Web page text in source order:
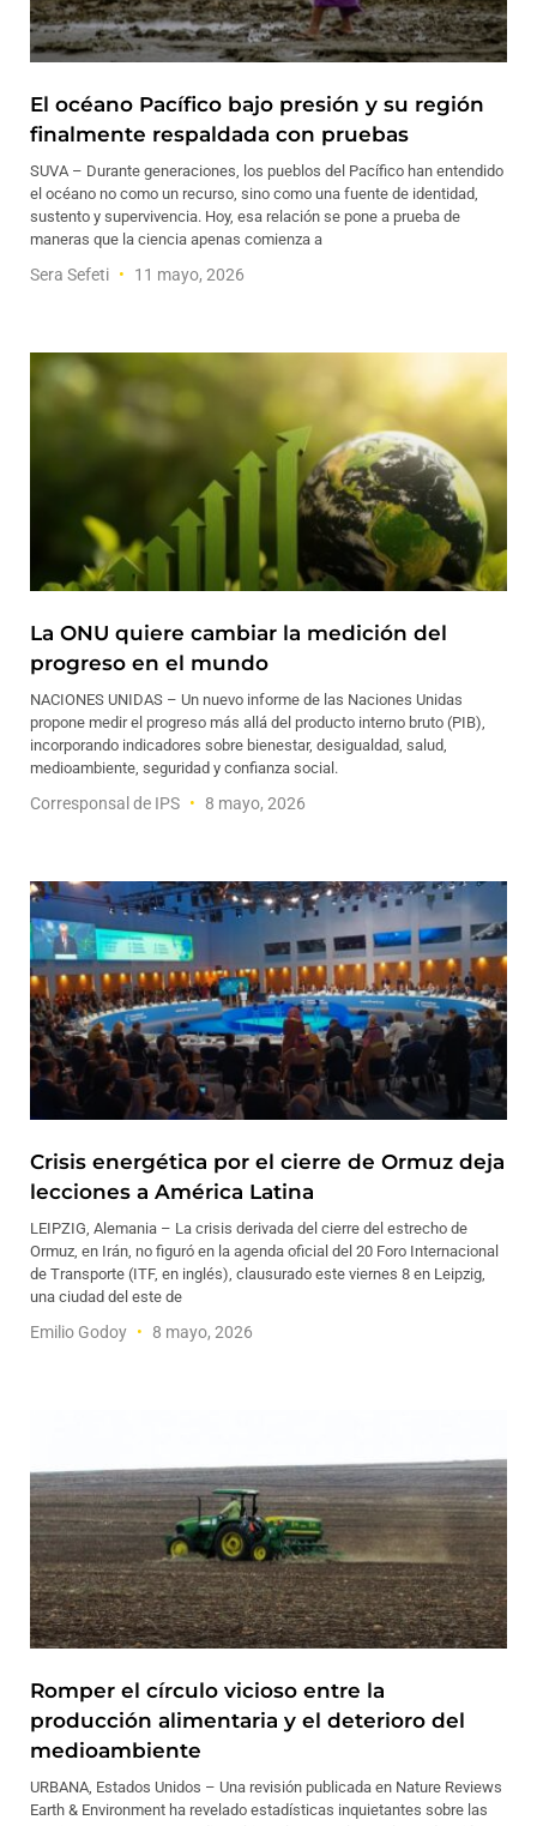
El océano Pacífico bajo presión y su región
finalmente respaldada con pruebas
SUVA – Durante generaciones, los pueblos del Pacífico han entendido
el océano no como un recurso, sino como una fuente de identidad,
sustento y supervivencia. Hoy, esa relación se pone a prueba de
maneras que la ciencia apenas comienza a
Sera Sefeti 11 mayo, 2026
La ONU quiere cambiar la medición del
progreso en el mundo
NACIONES UNIDAS – Un nuevo informe de las Naciones Unidas
propone medir el progreso más allá del producto interno bruto (PIB),
incorporando indicadores sobre bienestar, desigualdad, salud,
medioambiente, seguridad y confianza social.
Corresponsal de IPS 8 mayo, 2026
Crisis energética por el cierre de Ormuz deja
lecciones a América Latina
LEIPZIG, Alemania – La crisis derivada del cierre del estrecho de
Ormuz, en Irán, no figuró en la agenda oficial del 20 Foro Internacional
de Transporte (ITF, en inglés), clausurado este viernes 8 en Leipzig,
una ciudad del este de
Emilio Godoy 8 mayo, 2026
Romper el círculo vicioso entre la
producción alimentaria y el deterioro del
medioambiente
URBANA, Estados Unidos – Una revisión publicada en Nature Reviews
Earth & Environment ha revelado estadísticas inquietantes sobre las